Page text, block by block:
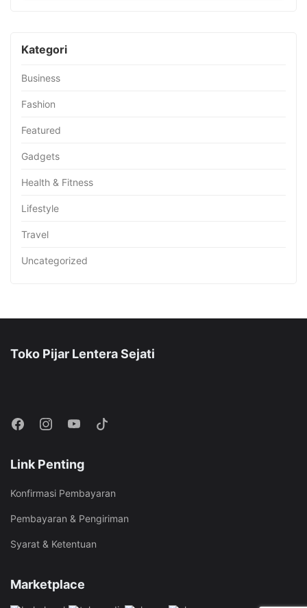
Kategori
Business
Fashion
Featured
Gadgets
Health & Fitness
Lifestyle
Travel
Uncategorized
Toko Pijar Lentera Sejati
Link Penting
Konfirmasi Pembayaran
Pembayaran & Pengiriman
Syarat & Ketentuan
Marketplace